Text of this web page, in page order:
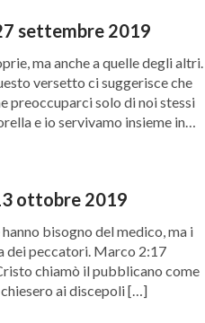
settembre 2019
ma anche a quelle degli altri.
versetto ci suggerisce che
preoccuparci solo di noi stessi
e io servivamo insieme in
ottobre 2019
bisogno del medico, ma i
dei peccatori. Marco 2:17
chiamò il pubblicano come
ai discepoli […]